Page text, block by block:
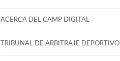
ACERCA DEL CAMP DIGITAL
TRIBUNAL DE ARBITRAJE DEPORTIVO